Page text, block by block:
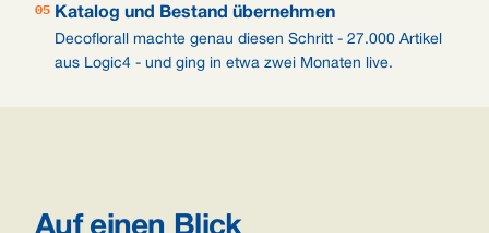
05 Katalog und Bestand übernehmen
Decoflorall machte genau diesen Schritt - 27.000 Artikel
aus Logic4 - und ging in etwa zwei Monaten live.